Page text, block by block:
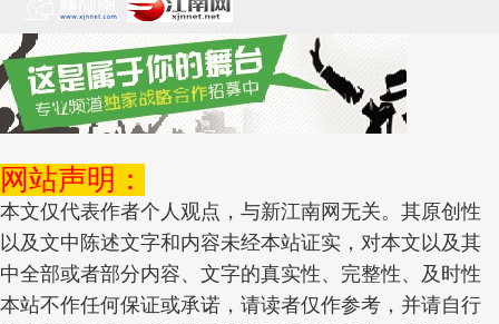
网站声明：
本文仅代表作者个人观点，与新江南网无关。其原创性
以及文中陈述文字和内容未经本站证实，对本文以及其
中全部或者部分内容、文字的真实性、完整性、及时性
本站不作任何保证或承诺，请读者仅作参考，并请自行